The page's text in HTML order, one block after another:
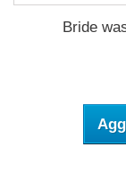
Bride